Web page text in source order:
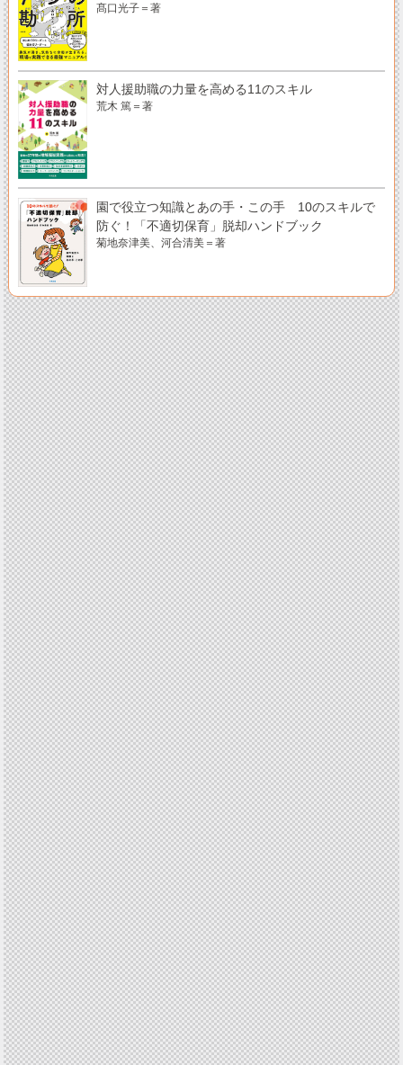
髙口光子＝著
対人援助職の力量を高める11のスキル
荒木 篤＝著
園で役立つ知識とあの手・この手 10のスキルで
防ぐ！「不適切保育」脱却ハンドブック
菊地奈津美、河合清美＝著